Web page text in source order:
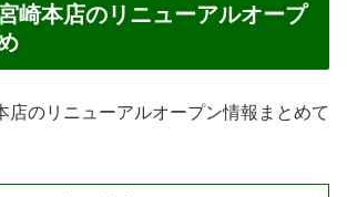
崎本店のリニューアルオープ
店のリニューアルオープン情報まとめて